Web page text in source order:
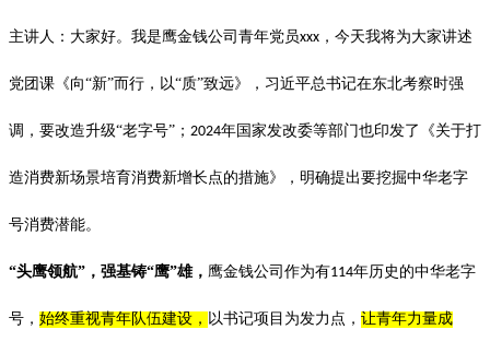
主讲人：大家好。我是鹰金钱公司青年党员xxx ，今天我将为大家讲述
党团课《向“新”而行，以“质”致远》，习近平总书记在东北考察时强
调，要改造升级“老字号”； 2024年国家发改委等部门也印发了《关于打
造消费新场景培育消费新增长点的措施》，明确提出要挖掘中华老字
号消费潜能。
“头鹰领航”，强基铸“鹰”雄， 鹰金钱公司作为有114年历史的中华老字
号， 始终重视青年队伍建设， 以书记项目为发力点， 让青年力量成